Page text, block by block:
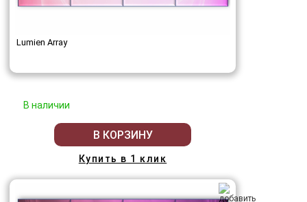
Lumien Array
В наличии
В КОРЗИНУ
Купить в 1 клик